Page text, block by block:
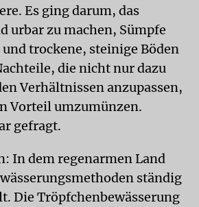
Es ging darum, das
urbar zu machen, Sümpfe
trockene, steinige Böden
die nicht nur dazu
Verhältnissen anzupassen,
Vorteil umzumünzen.
gefragt.
In dem regenarmen Land
ständig
Die Tröpfchenbewässerung